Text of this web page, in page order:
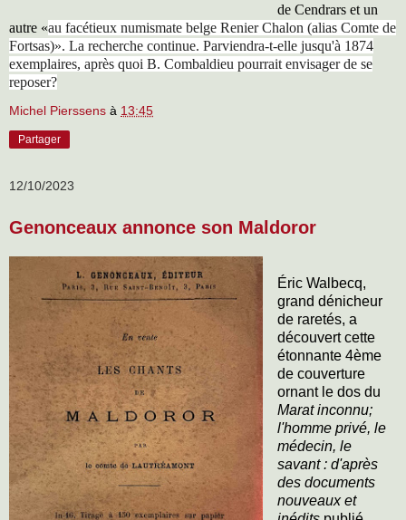
de Cendrars et un
autre «au facétieux numismate belge Renier Chalon (alias Comte de
Fortsas)». La recherche continue. Parviendra-t-elle jusqu'à 1874
exemplaires, après quoi B. Combaldieu pourrait envisager de se
reposer?
Michel Pierssens à 13:45
Partager
12/10/2023
Genonceaux annonce son Maldoror
Éric Walbecq,
grand dénicheur
de raretés, a
découvert cette
étonnante 4ème
de couverture
ornant le dos du
Marat inconnu;
l'homme privé, le
médecin, le
savant : d'après
des documents
nouveaux et